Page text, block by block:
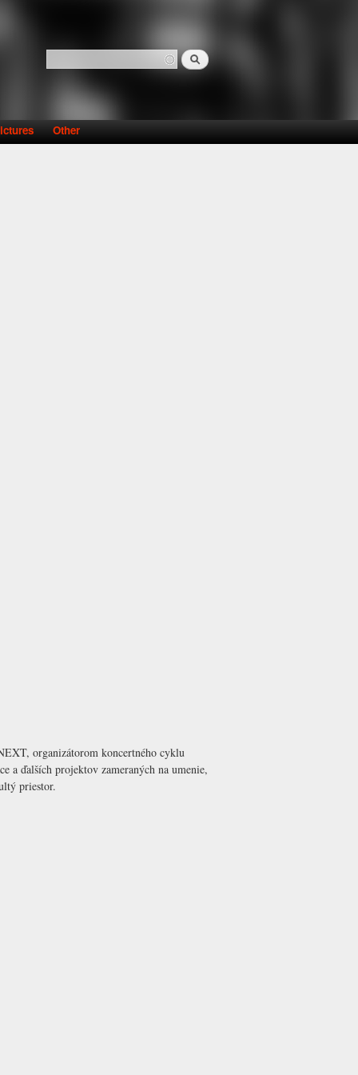
Search form
Search
Other
organizátorom koncertného cyklu
ďalších projektov zameraných na umenie,
priestor.